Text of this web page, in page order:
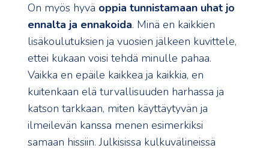
On myös hyvä oppia tunnistamaan uhat jo
ennalta ja ennakoida. Minä en kaikkien
lisäkoulutuksien ja vuosien jälkeen kuvittele,
ettei kukaan voisi tehdä minulle pahaa.
Vaikka en epäile kaikkea ja kaikkia, en
kuitenkaan elä turvallisuuden harhassa ja
katson tarkkaan, miten käyttäytyvän ja
ilmeilevän kanssa menen esimerkiksi
samaan hissiin. Julkisissa kulkuvälineissä